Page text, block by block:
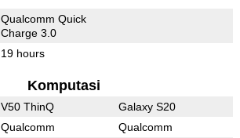
Qualcomm Quick
Charge 3.0
19 hours
Komputasi
V50 ThinQ Galaxy S20
Qualcomm Qualcomm